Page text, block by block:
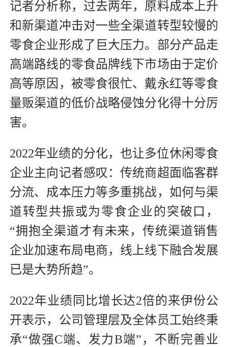
记者分析称，过去两年，原料成本上升
和新渠道冲击对一些全渠道转型较慢的
零食企业形成了巨大压力。部分产品走
高端路线的零食品牌线下市场由于定价
高等原因，被零食很忙、戴永红等零食
量贩渠道的低价战略侵蚀分化得十分厉
害。
2022年业绩的分化，也让多位休闲零食
企业主向记者感叹：传统商超面临客群
分流、成本压力等多重挑战，如何与渠
道转型共振或为零食企业的突破口，
“拥抱全渠道才有未来，传统渠道销售
企业加速布局电商，线上线下融合发展
已是大势所趋”。
2022年业绩同比增长达2倍的来伊份公
开表示，公司管理层及全体员工始终秉
承“做强C端、发力B端”，不断完善业